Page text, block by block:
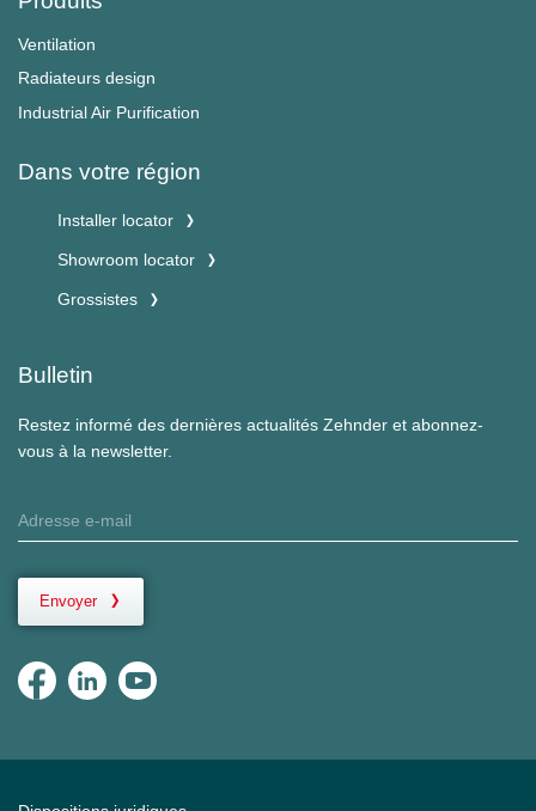
Ventilation
Radiateurs design
Industrial Air Purification
Dans votre région
Installer locator
Showroom locator
Grossistes
Bulletin
Restez informé des dernières actualités Zehnder et abonnez-
vous à la newsletter.
Envoyer